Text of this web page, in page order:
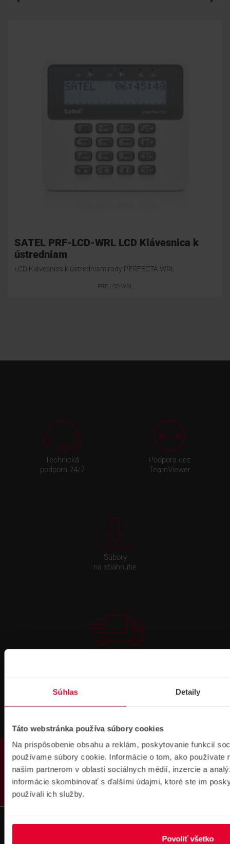
Súhlas Detaily
Táto webstránka používa súbory cookies
Na prispôsobenie obsahu a reklám, poskytovanie funkcií
používame súbory cookie. Informácie o tom, ako používate
našim partnerom v oblasti sociálnych médií, inzercie a
informácie skombinovať s ďalšími údajmi, ktoré ste im
používali ich služby.
Povoliť všetko
PRODUKTY
SATEL PRF-LCD-WRL LCD Klávesnica k
ústredniam
LCD Klávesnica k ústredniam rady PERFECTA WRL
PRF-LCD-WRL
Technická
podpora 24/7
Podpora cez
TeamViewer
Súbory
na stiahnutie
Prihlásenie
na školenie